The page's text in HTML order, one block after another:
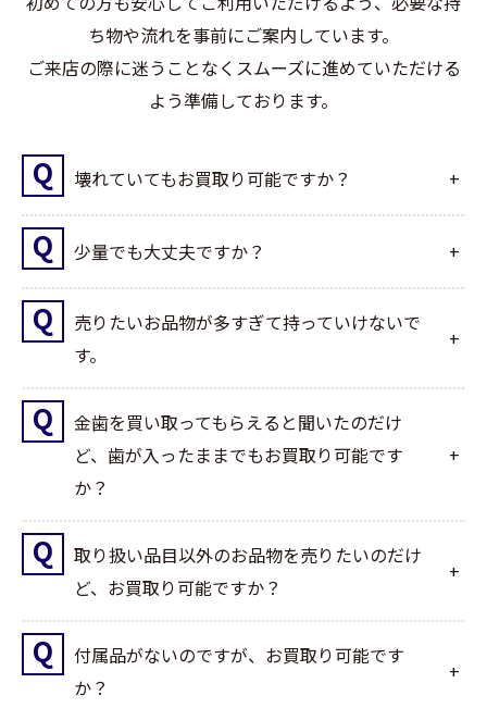
ち物や流れを事前にご案内しています。
ご来店の際に迷うことなくスムーズに進めていただける
よう準備しております。
壊れていてもお買取り可能ですか？
少量でも大丈夫ですか？
売りたいお品物が多すぎて持っていけないで
す。
金歯を買い取ってもらえると聞いたのだけ
ど、歯が入ったままでもお買取り可能です
か？
取り扱い品目以外のお品物を売りたいのだけ
ど、お買取り可能ですか？
付属品がないのですが、お買取り可能です
か？